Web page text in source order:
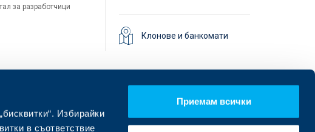
Избирайки
в съответствие
Приемам всички
за разработчици
Клонове и банкомати